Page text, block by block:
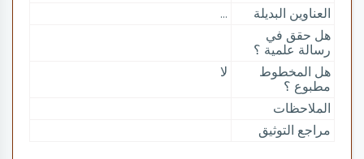
العناوين البديلة
...
هل حقق في
رسالة علمية ؟
هل المخطوط
مطبوع ؟
لا
الملاحظات
مراجع التوثيق